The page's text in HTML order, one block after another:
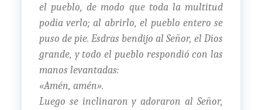
el pueblo, de modo que toda la multitud
podía verlo; al abrirlo, el pueblo entero se
puso de pie. Esdras bendijo al Señor, el Dios
grande, y todo el pueblo respondió con las
manos levantadas:
«Amén, amén».
Luego se inclinaron y adoraron al Señor,